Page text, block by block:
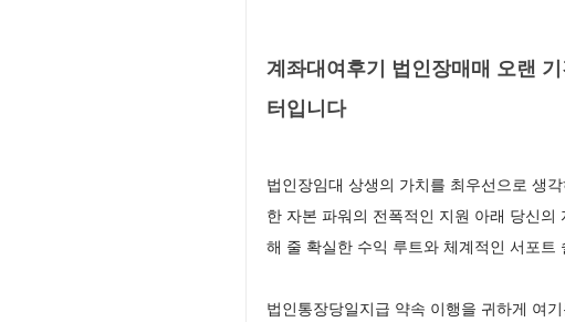
계좌대여후기 법인장매매 오랜
터입니다
법인장임대 상생의 가치를 최우선으로 생
한 자본 파워의 전폭적인 지원 아래 당신
해 줄 확실한 수익 루트와 체계적인 서포트
법인통장당일지급 약속 이행을 귀하게 여